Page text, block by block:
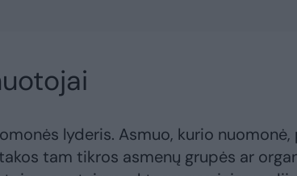
lyderis. Asmuo, kurio nuomonė,
tam tikros asmenų grupės ar